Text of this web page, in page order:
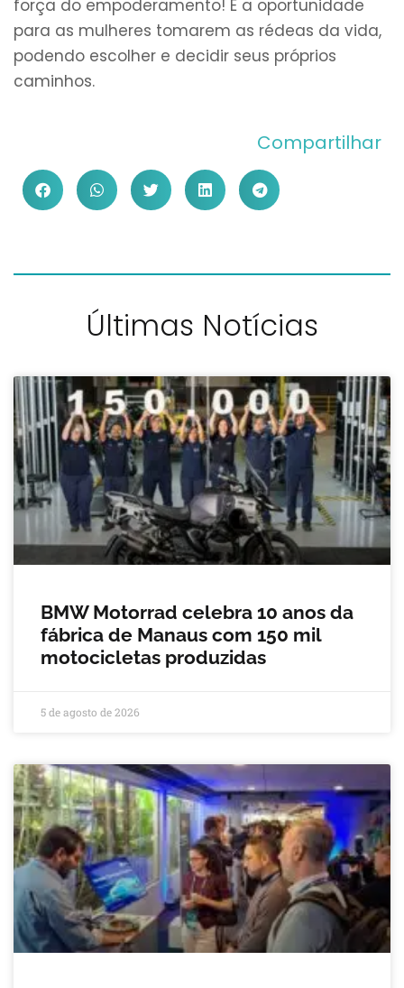
força do empoderamento! É a oportunidade
para as mulheres tomarem as rédeas da vida,
podendo escolher e decidir seus próprios
caminhos.
Compartilhar
Últimas Notícias
BMW Motorrad celebra 10 anos da
fábrica de Manaus com 150 mil
motocicletas produzidas
5 de agosto de 2026